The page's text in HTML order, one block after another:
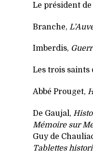
Le président de
Branche,
Imberdis,
Les trois saints
Abbé Prouget,
De Gaujal,
Mémoire sur
Guy de
Tablettes